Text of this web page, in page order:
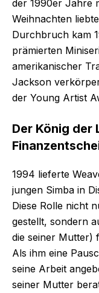
der 1990er Jahre
Weihnachten
Durchbruch kam
prämierten
amerikanischer
Jackson
der Young Artist
Der König der
1994 lieferte
jungen Simba in
Diese Rolle nicht
gestellt, sondern
die seiner Mutter)
Als ihm eine
seine Arbeit
seiner Mutter